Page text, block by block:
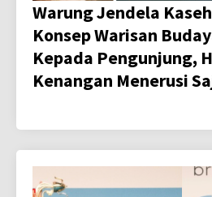
Warung Jendela
Konsep Warisan
Kepada Pengunjung,
Kenangan Menerusi